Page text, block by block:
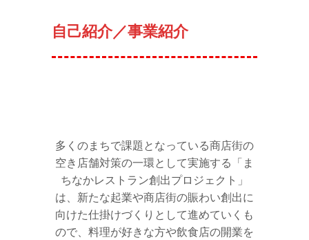
自己紹介／事業紹介
多くのまちで課題となっている商店街の
空き店舗対策の一環として実施する「ま
ちなかレストラン創出プロジェクト」
は、新たな起業や商店街の賑わい創出に
向けた仕掛けづくりとして進めていくも
ので、料理が好きな方や飲食店の開業を